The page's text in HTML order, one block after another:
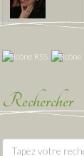
Rechercher